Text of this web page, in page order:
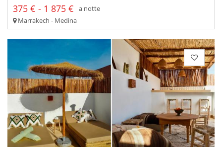
375 € - 1 875 €
a notte
Marrakech - Medina